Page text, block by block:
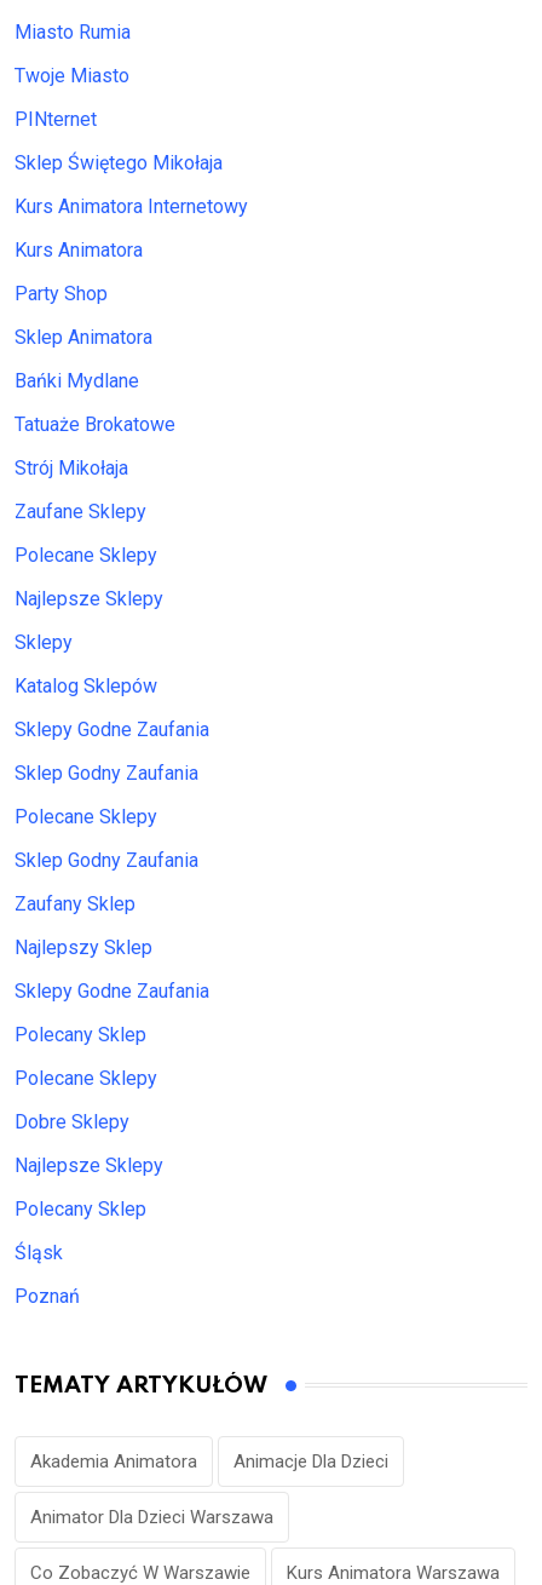
Miasto Rumia
Twoje Miasto
PINternet
Sklep Świętego Mikołaja
Kurs Animatora Internetowy
Kurs Animatora
Party Shop
Sklep Animatora
Bańki Mydlane
Tatuaże Brokatowe
Strój Mikołaja
Zaufane Sklepy
Polecane Sklepy
Najlepsze Sklepy
Sklepy
Katalog Sklepów
Sklepy Godne Zaufania
Sklep Godny Zaufania
Polecane Sklepy
Sklep Godny Zaufania
Zaufany Sklep
Najlepszy Sklep
Sklepy Godne Zaufania
Polecany Sklep
Polecane Sklepy
Dobre Sklepy
Najlepsze Sklepy
Polecany Sklep
Śląsk
Poznań
TEMATY ARTYKUŁÓW
Akademia Animatora Animacje Dla Dzieci
Animator Dla Dzieci Warszawa
Co Zobaczyć W Warszawie Kurs Animatora Warszawa